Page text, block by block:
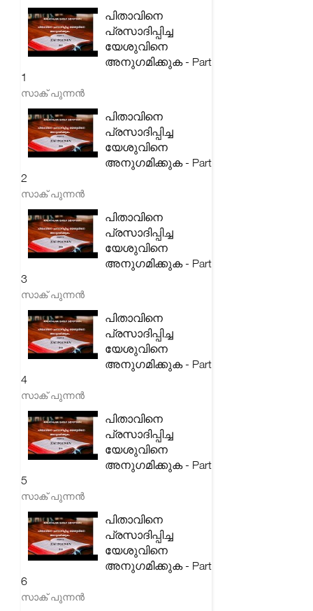
പിതാവിനെ
പ്രസാദിപ്പിച്ച
യേശുവിനെ
അനുഗമിക്കുക - Part
1
സാക് പുന്നൻ
പിതാവിനെ
പ്രസാദിപ്പിച്ച
യേശുവിനെ
അനുഗമിക്കുക - Part
2
സാക് പുന്നൻ
പിതാവിനെ
പ്രസാദിപ്പിച്ച
യേശുവിനെ
അനുഗമിക്കുക - Part
3
സാക് പുന്നൻ
പിതാവിനെ
പ്രസാദിപ്പിച്ച
യേശുവിനെ
അനുഗമിക്കുക - Part
4
സാക് പുന്നൻ
പിതാവിനെ
പ്രസാദിപ്പിച്ച
യേശുവിനെ
അനുഗമിക്കുക - Part
5
സാക് പുന്നൻ
പിതാവിനെ
പ്രസാദിപ്പിച്ച
യേശുവിനെ
അനുഗമിക്കുക - Part
6
സാക് പുന്നൻ